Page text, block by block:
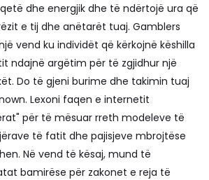
dhe energjik dhe të ndërtojë ura që
e tij dhe anëtarët tuaj. Gamblers
vend ku individët që kërkojnë këshilla
ndajnë argëtim për të zgjidhur një
Do të gjeni burime dhe takimin tuaj
Lexoni faqen e internetit
për të mësuar rreth modeleve të
të fatit dhe pajisjeve mbrojtëse
Në vend të kësaj, mund të
bamirëse për zakonet e reja të